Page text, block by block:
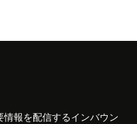
報を配信するインバウン